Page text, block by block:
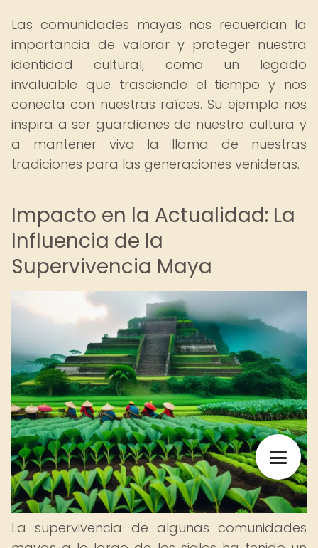
Las comunidades mayas nos recuerdan la
importancia de valorar y proteger nuestra
identidad cultural, como un legado
invaluable que trasciende el tiempo y nos
conecta con nuestras raíces. Su ejemplo nos
inspira a ser guardianes de nuestra cultura y
a mantener viva la llama de nuestras
tradiciones para las generaciones venideras.
Impacto en la Actualidad: La
Influencia de la
Supervivencia Maya
La supervivencia de algunas comunidades